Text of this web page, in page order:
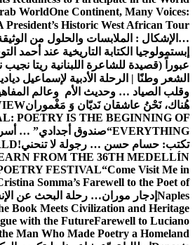
WorldOne Continent, Many Voices:
President’s Historic West African Tour
…الإشكال : الملابسات والحلول من
إبستمولوجيا الكتابة التاريخية عند أحمد
عبوراً (قصيدة للشاعرة اللبنانية ريتا نجيب
الشعر وطنًا | الرحلة الأدبية لإسماعيل
وقلب الصياد … وحديث الأم وعالم
هُناك، نَحْنُ عاشقان نَديّان وَ مَغْموران
POETRY IS THE BEGINNING OF
EVERYTHING“صندوق أجدادي” …
تكتب: حسام حسن … رجولة لا تنحني!
FROM THE 36TH MEDELLÍN
FESTIVAL“Come Visit Me in
Somma’s Farewell to the Poet of
Naples إدجار موران… رحلة البحث عن
Book Meets Civilization and Heritage
with the FutureFarewell to Luciano
Man Who Made Poetry a Homeland